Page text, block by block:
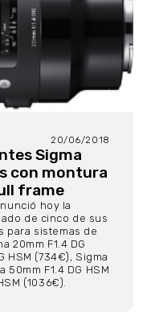
20/06/2018
Sigma
con montura
frame
hoy la
de cinco de sus
para sistemas de
20mm F1.4 DG
HSM (734€), Sigma
50mm F1.4 DG HSM
(1036€).